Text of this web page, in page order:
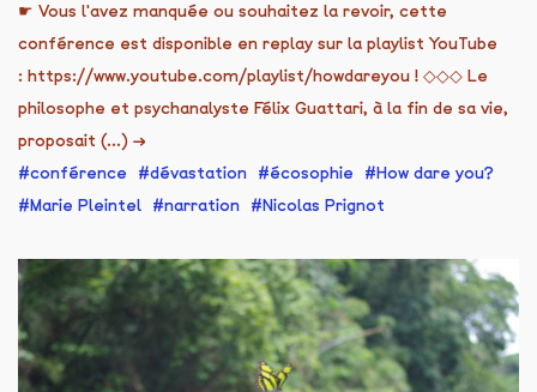
☛ Vous l'avez manquée ou souhaitez la revoir, cette
conférence est disponible en replay sur la playlist YouTube
: https://www.youtube.com/playlist/howdareyou ! ◇◇◇ Le
philosophe et psychanalyste Félix Guattari, à la fin de sa vie,
proposait (...) →
conférence
dévastation écosophie
How dare you?
Marie Pleintel
narration Nicolas Prignot